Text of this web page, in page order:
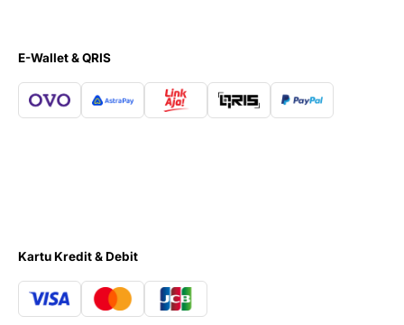
E-Wallet & QRIS
Kartu Kredit & Debit